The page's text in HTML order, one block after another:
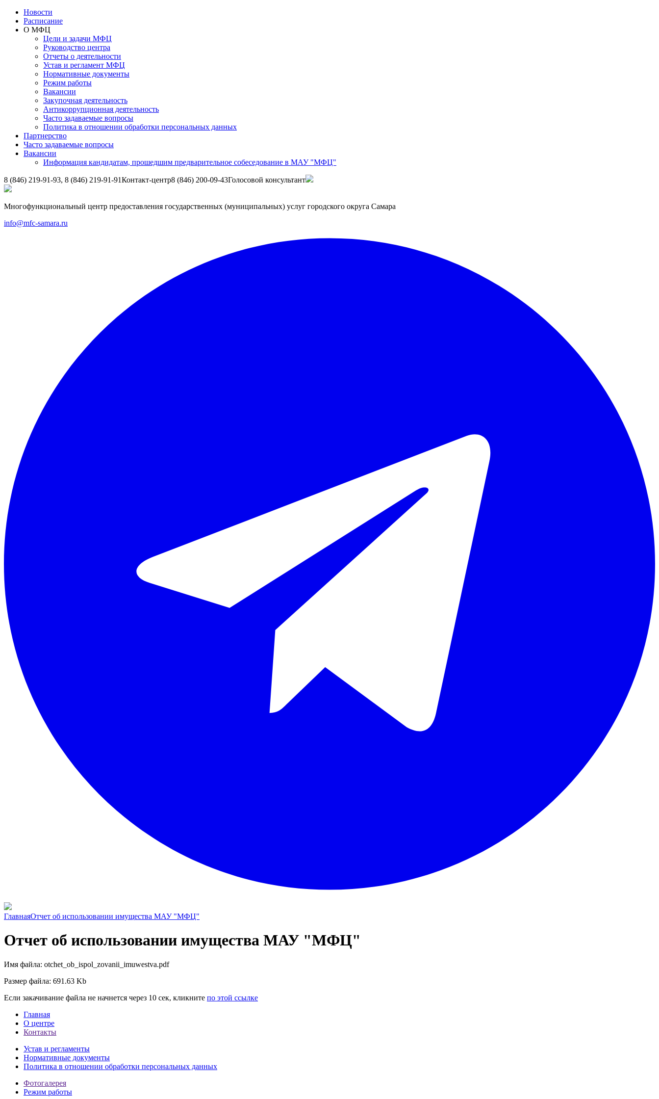
Новости
Расписание
О МФЦ
Цели и задачи МФЦ
Руководство центра
Отчеты о деятельности
Устав и регламент МФЦ
Нормативные документы
Режим работы
Вакансии
Закупочная деятельность
Антикоррупционная деятельность
Часто задаваемые вопросы
Политика в отношении обработки персональных данных
Партнерство
Часто задаваемые вопросы
Вакансии
Информация кандидатам, прошедшим предварительное собеседование в МАУ "МФЦ"
8 (846) 219-91-93, 8 (846) 219-91-91Контакт-центр8 (846) 200-09-43Голосовой консультант
Многофункциональный центр предоставления государственных (муниципальных) услуг городского округа Самара
info@mfc-samara.ru
ГлавнаяОтчет об использовании имущества МАУ "МФЦ"
Отчет об использовании имущества МАУ "МФЦ"
Имя файла: otchet_ob_ispol_zovanii_imuwestva.pdf
Размер файла: 691.63 Kb
Если закачивание файла не начнется через 10 сек, кликните по этой ссылке
Главная
О центре
Контакты
Устав и регламенты
Нормативные документы
Политика в отношении обработки персональных данных
Фотогалерея
Режим работы